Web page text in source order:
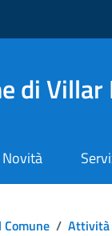
di Villar
Novità
/ Attività